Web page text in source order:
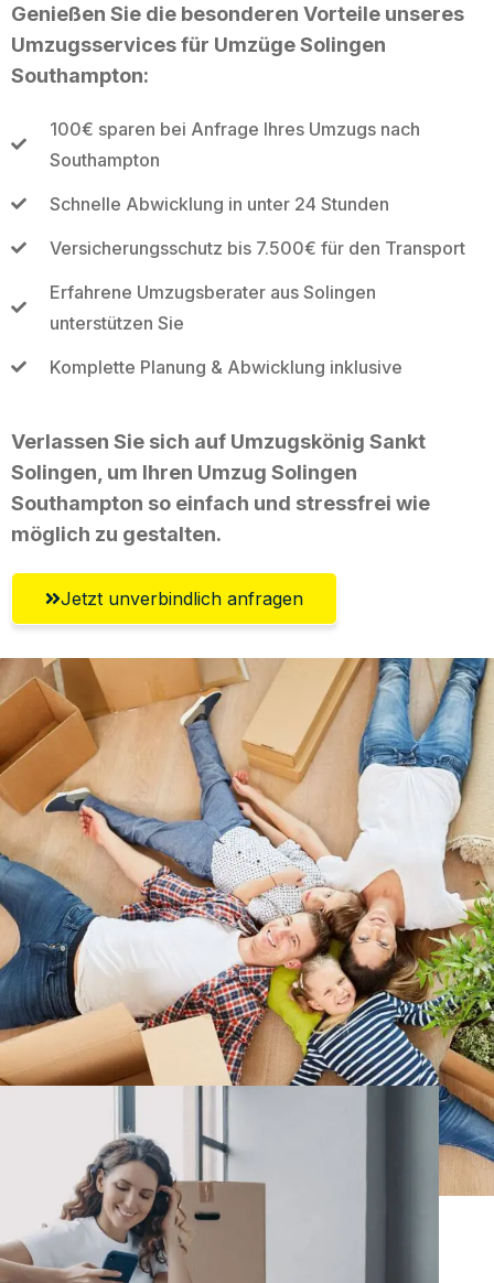
Genießen Sie die besonderen Vorteile unseres
Umzugsservices für Umzüge Solingen
Southampton:
100€ sparen bei Anfrage Ihres Umzugs nach
Southampton
Schnelle Abwicklung in unter 24 Stunden
Versicherungsschutz bis 7.500€ für den Transport
Erfahrene Umzugsberater aus Solingen
unterstützen Sie
Komplette Planung & Abwicklung inklusive
Verlassen Sie sich auf Umzugskönig Sankt
Solingen, um Ihren Umzug Solingen
Southampton so einfach und stressfrei wie
möglich zu gestalten.
Jetzt unverbindlich anfragen